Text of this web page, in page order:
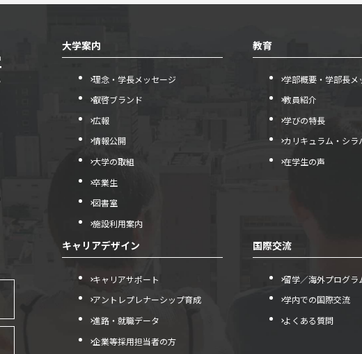
大学案内
理念・学長メッセージ
叡啓ブランド
広報
情報公開
大学の取組
卒業生
図書室
施設利用案内
教育
学部概要・学部長メ
教員紹介
学びの特長
カリキュラム・シラ
在学生の声
キャリアデザイン
キャリアサポート
アントレプレナーシップ育成
進路・就職データ
企業等採用担当者の方
国際交流
留学／海外プログラ
学内での国際交流
よくある質問